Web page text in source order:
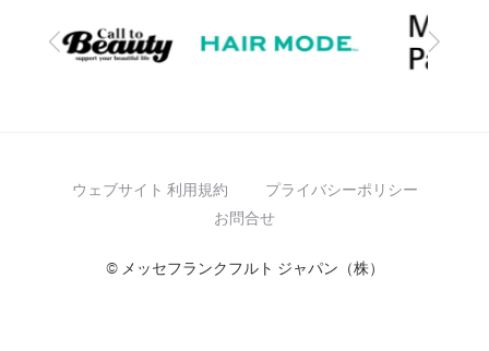
前
次
へ
ウェブサイト 利用規約
プライバシーポリシー
お問合せ
© メッセフランクフルト ジャパン（株）